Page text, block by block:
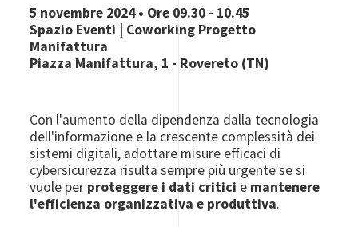
5 novembre 2024 • Ore 09.30 - 10.45
Spazio Eventi | Coworking Progetto
Manifattura
Piazza Manifattura, 1 - Rovereto (TN)
Con l'aumento della dipendenza dalla tecnologia
dell'informazione e la crescente complessità dei
sistemi digitali, adottare misure efficaci di
cybersicurezza risulta sempre più urgente se si
vuole per proteggere i dati critici e mantenere
l'efficienza organizzativa e produttiva.